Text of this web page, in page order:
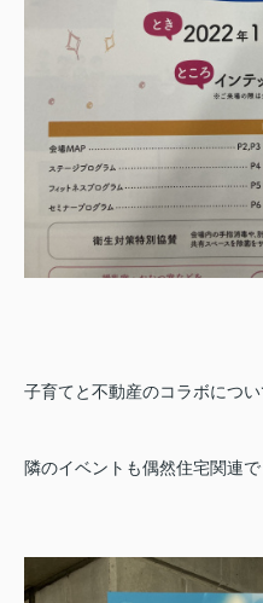
子育てと不動産のコラボにつ
隣のイベントも偶然住宅関連